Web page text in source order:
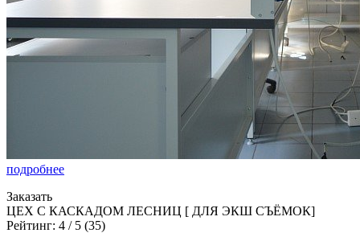
подробнее
Заказать
ЦЕХ С КАСКАДОМ ЛЕСНИЦ [ ДЛЯ ЭКШ СЪЁМОК]
Рейтинг: 4 / 5 (35)